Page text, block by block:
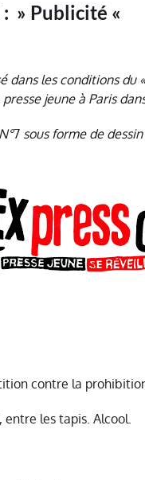
» Publicité «
dans les conditions du
jeune à Paris
7 sous forme de
contre la
entre les tapis. Alcool.